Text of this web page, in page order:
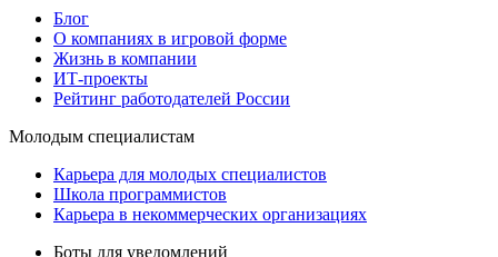
Блог
О компаниях в игровой форме
Жизнь в компании
ИТ-проекты
Рейтинг работодателей России
Молодым специалистам
Карьера для молодых специалистов
Школа программистов
Карьера в некоммерческих организациях
Боты для уведомлений